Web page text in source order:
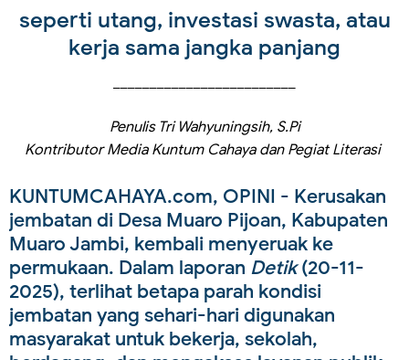
seperti utang, investasi swasta, atau
kerja sama jangka panjang
Penulis Tri Wahyuningsih, S.Pi
Kontributor Media Kuntum Cahaya dan Pegiat Literasi
KUNTUMCAHAYA.com, OPINI - Kerusakan
jembatan di Desa Muaro Pijoan, Kabupaten
Muaro Jambi, kembali menyeruak ke
permukaan. Dalam laporan Detik(20-11-
2025), terlihat betapa parah kondisi
jembatan yang sehari-hari digunakan
masyarakat untuk bekerja, sekolah,